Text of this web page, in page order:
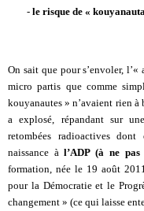
- le risque de «
On sait que pour s’envoler,
micro partis que comme
kouyanautes » n’avaient rien
a explosé, répandant sur
retombées radioactives
naissance àl’ADP (à ne
formation, née le 19 août
pour la Démocratie et le
changement » (ce qui laisse